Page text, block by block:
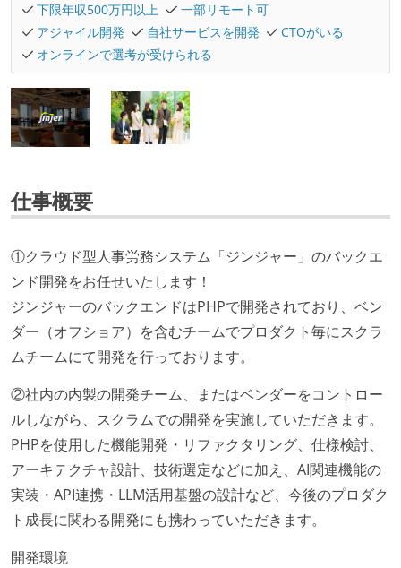
下限年収500万円以上
一部リモート可
アジャイル開発
自社サービスを開発
CTOがいる
オンラインで選考が受けられる
仕事概要
①クラウド型人事労務システム「ジンジャー」のバックエ
ンド開発をお任せいたします！
ジンジャーのバックエンドはPHPで開発されており、ベン
ダー（オフショア）を含むチームでプロダクト毎にスクラ
ムチームにて開発を行っております。
②社内の内製の開発チーム、またはベンダーをコントロー
ルしながら、スクラムでの開発を実施していただきます。
PHPを使用した機能開発・リファクタリング、仕様検討、
アーキテクチャ設計、技術選定などに加え、AI関連機能の
実装・API連携・LLM活用基盤の設計など、今後のプロダク
ト成長に関わる開発にも携わっていただきます。
開発環境